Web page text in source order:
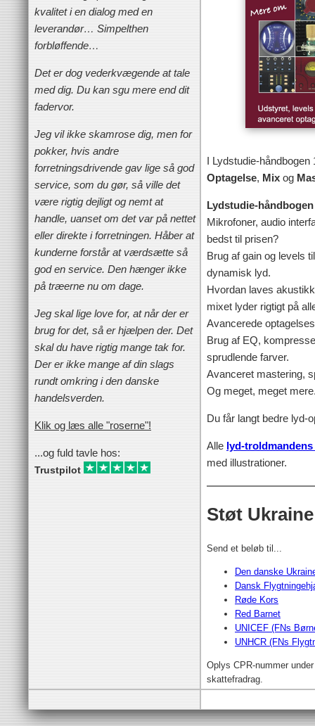
kvalitet i en dialog med en
leverandør… Simpelthen
forbløffende…
Det er dog vederkvægende at tale
med dig. Du kan sgu mere end dit
fadervor.
Jeg vil ikke skamrose dig, men for
pokker, hvis andre
forretningsdrivende gav lige så god
service, som du gør, så ville det
være rigtig dejligt og nemt at
handle, uanset om det var på nettet
eller direkte i forretningen. Håber at
kunderne forstår at værdsætte så
god en service. Den hænger ikke
på træerne nu om dage.
Jeg skal lige love for, at når der er
brug for det, så er hjælpen der. Det
skal du have rigtig mange tak for.
Der er ikke mange af din slags
rundt omkring i den danske
handelsverden.
Klik og læs alle "roserne"!
...og fuld tavle hos:
Trustpilot
I Lydstudie-
Optagelse, Mix og
Lydstudie-håndbogen
Mikrofoner, audio
bedst til prisen?
Brug af gain og levels
dynamisk lyd.
Hvordan laves
mixet lyder rigtigt på
Avancerede
Brug af EQ,
sprudlende farver.
Avanceret mastering,
Og meget, meget
Du får langt bedre lyd-
Alle lyd-
med illustrationer.
Støt Ukraine
Send et beløb til...
Den danske
Dansk
Røde Kors
Red Barnet
UNICEF (FNs
UNHCR (FNs
Oplys CPR-nummer
skattefradrag.